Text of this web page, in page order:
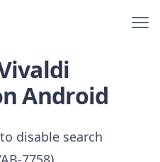
Android
disable search